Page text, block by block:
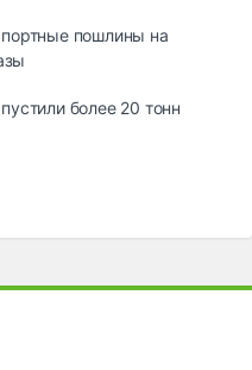
пошлины на
более 20 тонн